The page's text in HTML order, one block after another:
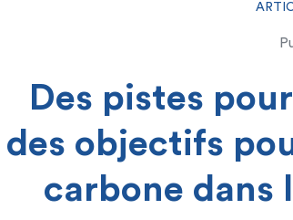
Des pistes
des objectifs
carbone dans